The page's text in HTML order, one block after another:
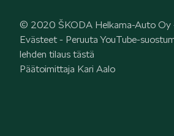
© 2020 ŠKODA Helkama-Auto Oy
Evästeet- Peruuta YouTube-
lehden tilaus tästä
Päätoimittaja Kari Aalo